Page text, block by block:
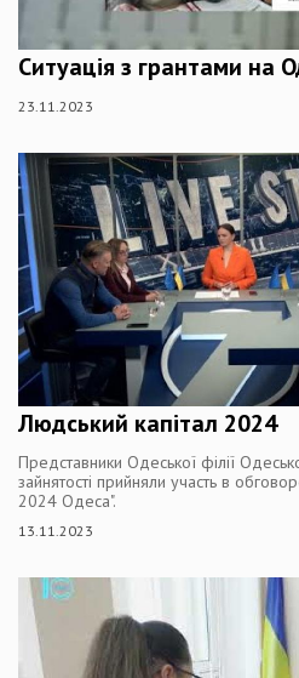
Ситуація з грантами на
23.11.2023
Людський капітал 2024
Представники Одеської філії
зайнятості прийняли участь в
2024 Одеса".
13.11.2023